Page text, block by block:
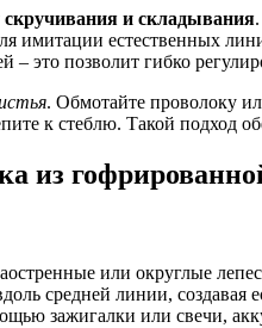
скручивания и складывания
имитации естественных
– это позволит гибко
. Обмотайте проволоку
к стеблю. Такой подход
из
или округлые
средней линии, создавая
зажигалки или свечи,